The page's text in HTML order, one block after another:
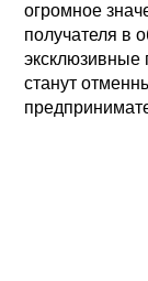
огромное
получателя в
эксклюзивные
станут